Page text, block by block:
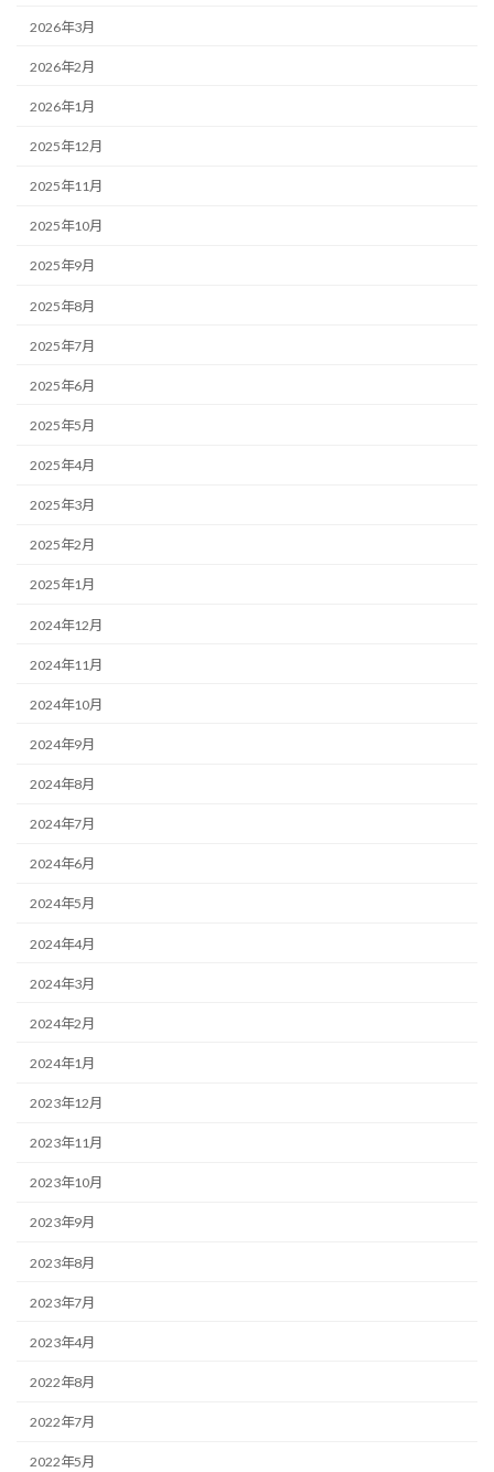
2026年3月
2026年2月
2026年1月
2025年12月
2025年11月
2025年10月
2025年9月
2025年8月
2025年7月
2025年6月
2025年5月
2025年4月
2025年3月
2025年2月
2025年1月
2024年12月
2024年11月
2024年10月
2024年9月
2024年8月
2024年7月
2024年6月
2024年5月
2024年4月
2024年3月
2024年2月
2024年1月
2023年12月
2023年11月
2023年10月
2023年9月
2023年8月
2023年7月
2023年4月
2022年8月
2022年7月
2022年5月